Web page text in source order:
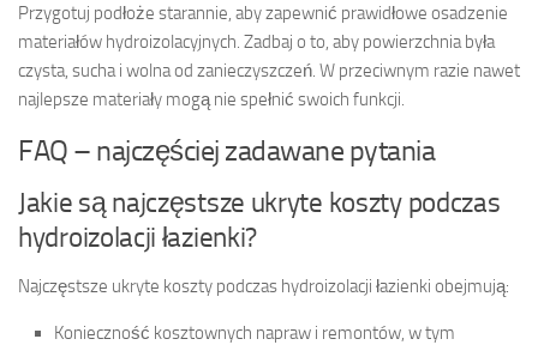
Przygotuj podłoże starannie, aby zapewnić prawidłowe osadzenie
materiałów hydroizolacyjnych. Zadbaj o to, aby powierzchnia była
czysta, sucha i wolna od zanieczyszczeń. W przeciwnym razie nawet
najlepsze materiały mogą nie spełnić swoich funkcji.
FAQ – najczęściej zadawane pytania
Jakie są najczęstsze ukryte koszty podczas
hydroizolacji łazienki?
Najczęstsze ukryte koszty podczas hydroizolacji łazienki obejmują:
Konieczność kosztownych napraw i remontów, w tym